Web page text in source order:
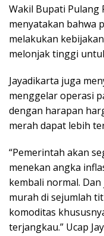
Wakil Bupati Pulang
menyatakan bahwa
melakukan
melonjak tinggi
Jayadikarta juga
menggelar operasi
dengan harapan
merah dapat lebih
“Pemerintah akan
menekan angka
kembali normal.
murah di sejumlah
komoditas
terjangkau.” Ucap